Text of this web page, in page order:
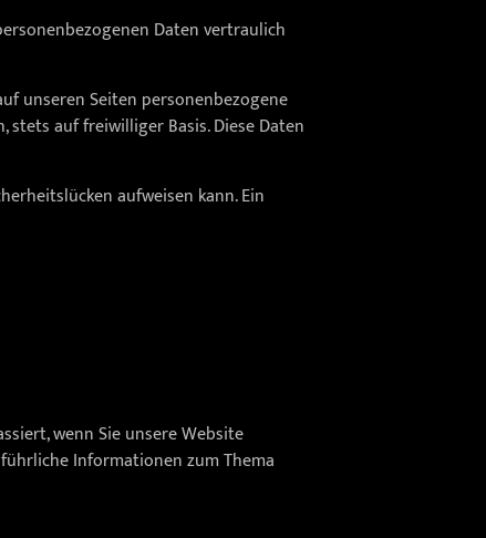
Daten vertraulich
unseren Seiten personenbezogene
stets auf freiwilliger Basis. Diese Daten
aufweisen kann. Ein
wenn Sie unsere Website
Informationen zum Thema